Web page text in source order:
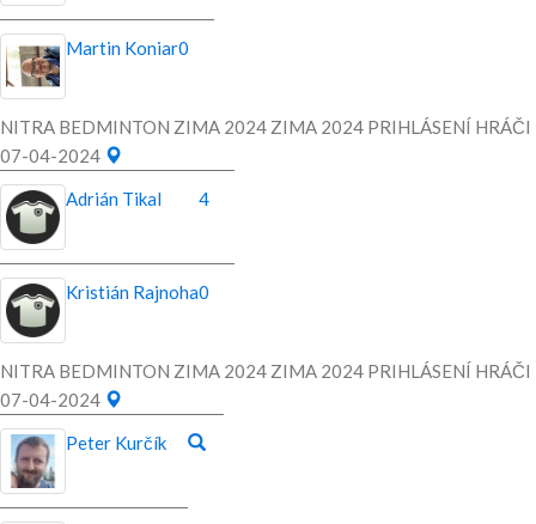
Martin Koniar0
NITRA BEDMINTON ZIMA 2024 ZIMA 2024 PRIHLÁSENÍ HRÁČI
07-04-2024
Adrián Tikal
4
Kristián Rajnoha0
NITRA BEDMINTON ZIMA 2024 ZIMA 2024 PRIHLÁSENÍ HRÁČI
07-04-2024
Peter Kurčík